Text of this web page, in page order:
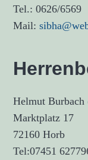
Tel.: 0626/6569
Mail:
Helmut Burbach
Marktplatz 17
72160 Horb
Tel:07451